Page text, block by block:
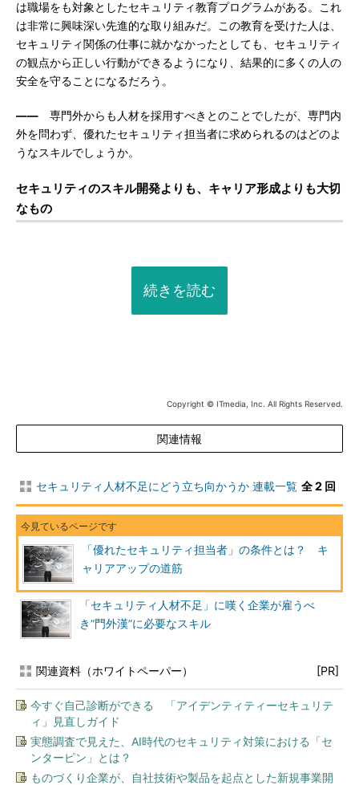
は職場をも対象としたセキュリティ教育プログラムがある。これ
は非常に興味深い先進的な取り組みだ。この教育を受けた人は、
セキュリティ関係の仕事に就かなかったとしても、セキュリティ
の観点から正しい行動ができるようになり、結果的に多くの人の
安全を守ることになるだろう。
―― 専門外からも人材を採用すべきとのことでしたが、専門内
外を問わず、優れたセキュリティ担当者に求められるのはどのよ
うなスキルでしょうか。
セキュリティのスキル開発よりも、キャリア形成よりも大切
なもの
続きを読む
Copyright © ITmedia, Inc. All Rights Reserved.
関連情報
セキュリティ人材不足にどう立ち向かうか 連載一覧 全 2 回
「優れたセキュリティ担当者」の条件とは？ キ
ャリアアップの道筋
「セキュリティ人材不足」に嘆く企業が雇うべ
き“門外漢”に必要なスキル
関連資料（ホワイトペーパー） [PR]
今すぐ自己診断ができる 「アイデンティティーセキュリテ
ィ」見直しガイド
実態調査で見えた、AI時代のセキュリティ対策における「セ
ンターピン」とは？
ものづくり企業が、自社技術や製品を起点とした新規事業開